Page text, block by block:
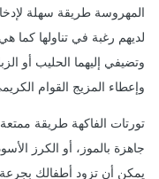
المهروسة طريقة سهلة
لديهم رغبة في تناولها كما
وتضيفي إليهما الحليب أو
وإعطاء المزيج القوام
تورتات الفاكهة طريقة ممتعة
جاهزة بالموز، أو الكرز
يمكن أن تزود أطفالك بجرعة